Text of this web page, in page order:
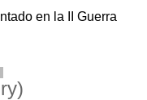
en la II Guerra